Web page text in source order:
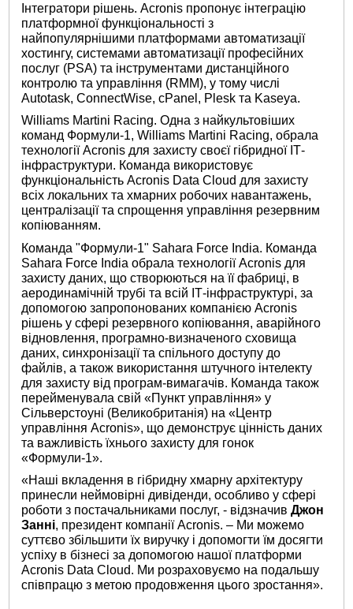
Інтегратори рішень. Acronis пропонує інтеграцію
платформної функціональності з
найпопулярнішими платформами автоматизації
хостингу, системами автоматизації професійних
послуг (PSA) та інструментами дистанційного
контролю та управління (RMM), у тому числі
Autotask, ConnectWise, cPanel, Plesk та Kaseya.
Williams Martini Racing. Одна з найкультовіших
команд Формули-1, Williams Martini Racing, обрала
технології Acronis для захисту своєї гібридної ІТ-
інфраструктури. Команда використовує
функціональність Acronis Data Cloud для захисту
всіх локальних та хмарних робочих навантажень,
централізації та спрощення управління резервним
копіюванням.
Команда "Формули-1" Sahara Force India. Команда
Sahara Force India обрала технології Acronis для
захисту даних, що створюються на її фабриці, в
аеродинамічній трубі та всій ІТ-інфраструктурі, за
допомогою запропонованих компанією Acronis
рішень у сфері резервного копіювання, аварійного
відновлення, програмно-визначеного сховища
даних, синхронізації та спільного доступу до
файлів, а також використання штучного інтелекту
для захисту від програм-вимагачів. Команда також
перейменувала свій «Пункт управління» у
Сільверстоуні (Великобританія) на «Центр
управління Acronis», що демонструє цінність даних
та важливість їхнього захисту для гонок
«Формули-1».
«Наші вкладення в гібридну хмарну архітектуру
принесли неймовірні дивіденди, особливо у сфері
роботи з постачальниками послуг, - відзначивДжон
Занні, президент компанії Acronis. – Ми можемо
суттєво збільшити їх виручку і допомогти їм досягти
успіху в бізнесі за допомогою нашої платформи
Acronis Data Cloud. Ми розраховуємо на подальшу
співпрацю з метою продовження цього зростання».